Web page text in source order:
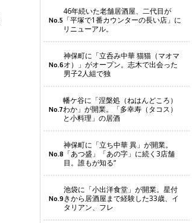
No.5
46年続いた老舗居酒屋、二代目が
「平塚で1番カウンターの長い店」に
リニューアル。
No.6
神保町に「立呑み中華 猫猫（マオマ
オ）」がオープン。志木で出会った
男子2人組で独
No.7
幡ケ谷に「涅槃処（ねはんどころ）
わか」が開業。「多幸寿（タコス）
と小料理」の居酒
No.8
神保町に「立ち中華 異」が開業。
「あつ盛」「あの字」に続く3店舗
目。誰もが知る“
No.9
池袋に「小出洋食堂」が開業。星付
きから居酒屋まで経験した33歳、イ
タリアン、フレ